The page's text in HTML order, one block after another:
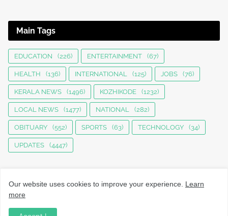
Main Tags
EDUCATION (226) ENTERTAINMENT (67)
HEALTH (136) INTERNATIONAL (125) JOBS (76)
KERALA NEWS (1496) KOZHIKODE (1232)
LOCAL NEWS (1477) NATIONAL (282)
OBITUARY (552) SPORTS (63) TECHNOLOGY (34)
UPDATES (4447)
Our website uses cookies to improve your experience. Learn
more